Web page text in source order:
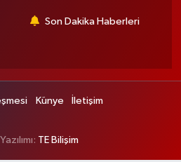
Son Dakika Haberleri
Künye İletişim
TE Bilişim